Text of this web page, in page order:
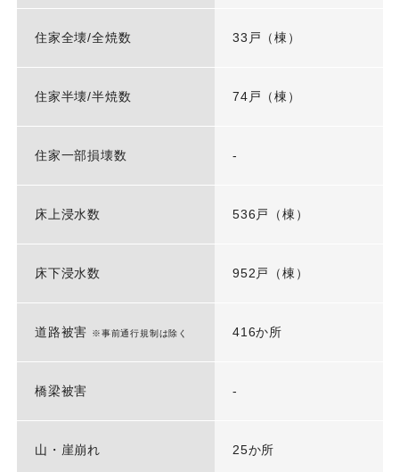
住家全壊/全焼数 33戸（棟）
住家半壊/半焼数 74戸（棟）
住家一部損壊数 -
床上浸水数 536戸（棟）
床下浸水数 952戸（棟）
道路被害 ※事前通行規制は除く 416か所
橋梁被害 -
山・崖崩れ 25か所